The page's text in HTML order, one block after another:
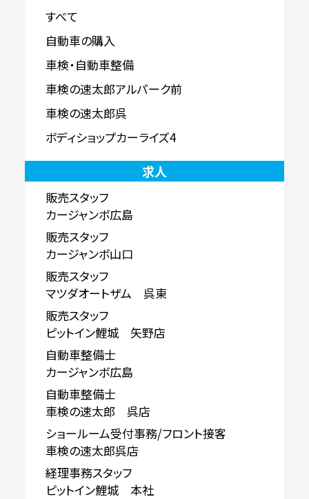
すべて
自動車の購入
車検・自動車整備
車検の速太郎アルパーク前
車検の速太郎呉
ボディショップカーライズ4
求人
販売スタッフ
カージャンボ広島
販売スタッフ
カージャンボ山口
販売スタッフ
マツダオートザム 呉東
販売スタッフ
ピットイン鯉城 矢野店
自動車整備士
カージャンボ広島
自動車整備士
車検の速太郎 呉店
ショールーム受付事務/フロント接客
車検の速太郎呉店
経理事務スタッフ
ピットイン鯉城 本社